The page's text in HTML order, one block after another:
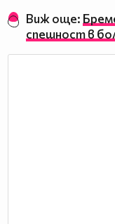
Виж още:
спешност в